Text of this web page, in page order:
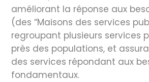
améliorant la réponse aux
(des “Maisons des services
regroupant plusieurs services
près des populations, et
des services répondant aux
fondamentaux.